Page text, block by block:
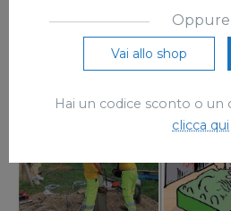
Oppure
Vai allo shop
Hai un codice sconto o
clicca qui